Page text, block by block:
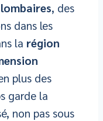
, des
dans les
la région
plus des
garde la
non pas sous